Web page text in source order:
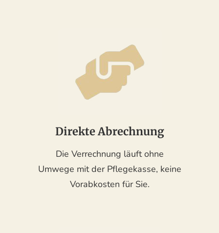
Direkte Abrechnung
Die Verrechnung läuft ohne
Umwege mit der Pflegekasse, keine
Vorabkosten für Sie.